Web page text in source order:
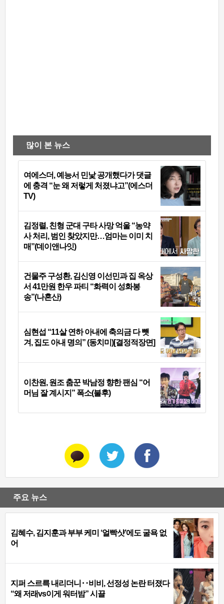
많이 본 뉴스
여에스더, 예능서 민낯 공개했다가 댓글
에 충격 “눈 왜 저렇게 처졌냐고”(에스더
TV)
김정렬, 친형 군대 구타 사망 억울 “농약
사 처리, 범인 찾았지만…엄마는 이미 치
매”(데이앤나잇)
건물주 구성환, 김신영 이선민과 집 옥상
서 41만원 한우 파티 “화력이 성화봉
송”(나혼산)
심현섭 “11살 연하 아내에 축의금 다 뺏
겨, 집도 아내 명의” (동치미)[결정적장면]
이찬원, 원조 춤꾼 박남정 향한 팬심 “어
머님 잘 계시지” 폭소(불후)
주요 뉴스
김혜수, 김지훈과 부부 케미 ‘얼빡샷’에도 굴욕 없
어
지퍼 스르륵 내리더니‥비비, 선정성 논란 터졌다
“왜 저래vs이게 워터밤” 시끌